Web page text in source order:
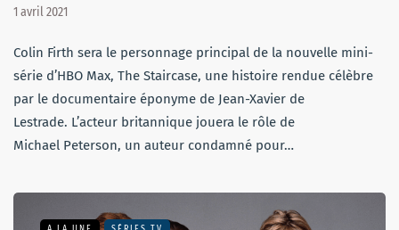
1 avril 2021
Colin Firth sera le personnage principal de la nouvelle mini-
série d’HBO Max, The Staircase, une histoire rendue célèbre
par le documentaire éponyme de Jean-Xavier de
Lestrade. L’acteur britannique jouera le rôle de
Michael Peterson, un auteur condamné pour…